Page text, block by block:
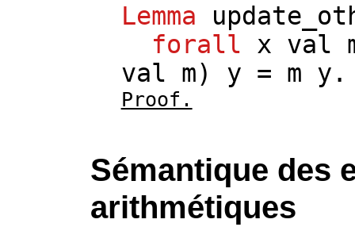
Lemma
forall
x val
val
m) y = m y .
Proof.
Sémantique des
arithmétiques